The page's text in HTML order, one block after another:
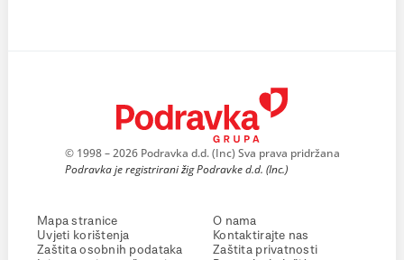
© 1998 – 2026 Podravka d.d. (Inc) Sva prava pridržana
Podravka je registrirani žig Podravke d.d. (Inc.)
Mapa stranice
Uvjeti korištenja
Zaštita osobnih podataka
O nama
Kontaktirajte nas
Zaštita privatnosti